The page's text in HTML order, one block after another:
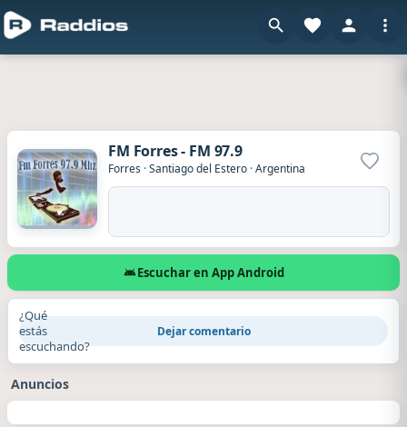
FM Forres - FM 97.9
Forres ·Santiago del Estero ·Argentina
Escuchar en App Android
¿Qué
estás
escuchando?
Dejar comentario
Anuncios